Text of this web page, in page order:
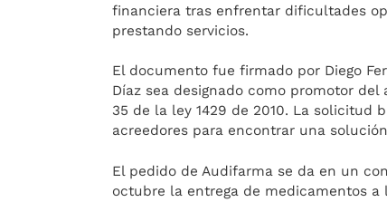
financiera tras enfrentar dificultades
prestando servicios.
El documento fue firmado por Diego
Díaz sea designado como promotor
35 de la ley 1429 de 2010. La solicitud
acreedores para encontrar una
El pedido de Audifarma se da en un
octubre la entrega de medicamentos a